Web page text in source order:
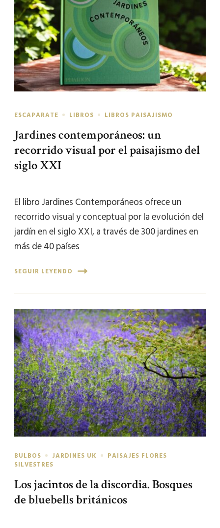
ESCAPARATE LIBROS LIBROS PAISAJISMO
Jardines contemporáneos: un
recorrido visual por el paisajismo del
siglo XXI
El libro Jardines Contemporáneos ofrece un
recorrido visual y conceptual por la evolución del
jardín en el siglo XXI, a través de 300 jardines en
más de 40 países
SEGUIR LEYENDO
BULBOS JARDINES UK
PAISAJES FLORES
SILVESTRES
Los jacintos de la discordia. Bosques
de bluebells británicos